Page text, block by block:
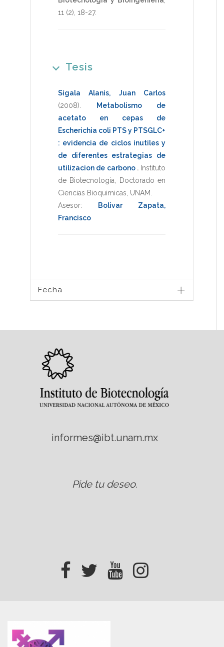
11 (2), 18-27.
Tesis
Sigala Alanis, Juan Carlos
(2008)
Metabolismo de
acetato en cepas de
Escherichia coli PTS y PTSGLC+
: evidencia de ciclos inutiles y
de diferentes estrategias de
utilizacion de carbono . Instituto
de Biotecnologia
Doctorado en
Ciencias Bioquimicas UNAM
Asesor: Bolivar Zapata,
Francisco
Fecha
informes@ibt.unam.mx
Pide tu deseo.